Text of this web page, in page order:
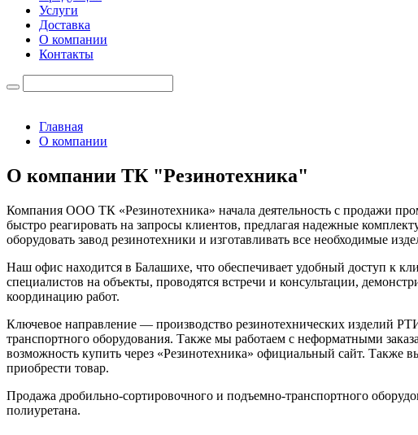
Услуги
Доставка
О компании
Контакты
Главная
О компании
О компании ТК "Резинотехника"
Компания ООО ТК «Резинотехника» начала деятельность с продажи
быстро реагировать на запросы клиентов, предлагая надежные
оборудовать завод резинотехники и изготавливать все необходимые
Наш офис находится в Балашихе, что обеспечивает удобный доступ к
специалистов на объекты, проводятся встречи и консультации,
координацию работ.
Ключевое направление — производство резинотехнических изделий
транспортного оборудования. Также мы работаем с неформатными
возможность купить через «Резинотехника» официальный сайт. Также
приобрести товар.
Продажа дробильно-сортировочного и подъемно-транспортного
полиуретана.